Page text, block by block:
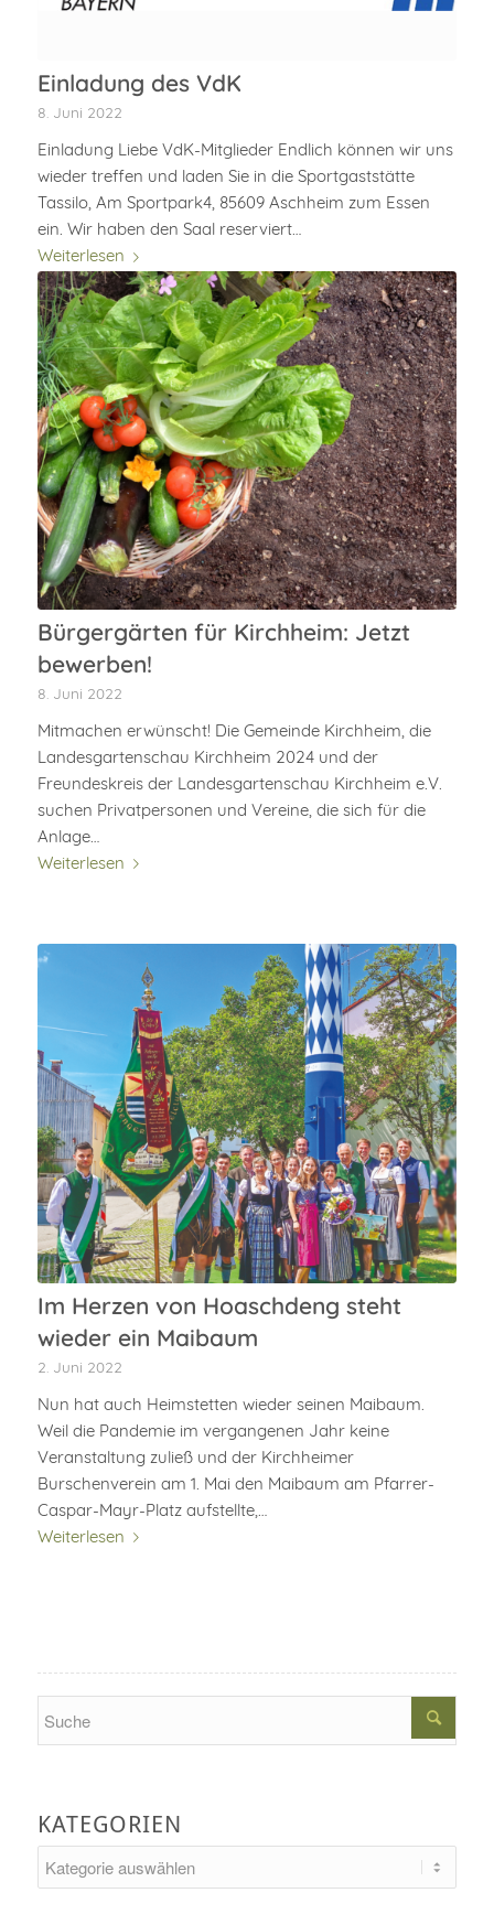
Einladung des VdK
8. Juni 2022
Einladung Liebe VdK-Mitglieder Endlich können wir uns
wieder treffen und laden Sie in die Sportgaststätte
Tassilo, Am Sportpark4, 85609 Aschheim zum Essen
ein. Wir haben den Saal reserviert…
Weiterlesen
Bürgergärten für Kirchheim: Jetzt
bewerben!
8. Juni 2022
Mitmachen erwünscht! Die Gemeinde Kirchheim, die
Landesgartenschau Kirchheim 2024 und der
Freundeskreis der Landesgartenschau Kirchheim e.V.
suchen Privatpersonen und Vereine, die sich für die
Anlage…
Weiterlesen
Im Herzen von Hoaschdeng steht
wieder ein Maibaum
2. Juni 2022
Nun hat auch Heimstetten wieder seinen Maibaum.
Weil die Pandemie im vergangenen Jahr keine
Veranstaltung zuließ und der Kirchheimer
Burschenverein am 1. Mai den Maibaum am Pfarrer-
Caspar-Mayr-Platz aufstellte,…
Weiterlesen
KATEGORIEN